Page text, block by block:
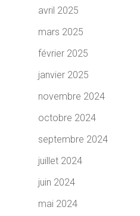
avril 2025
mars 2025
février 2025
janvier 2025
novembre 2024
octobre 2024
septembre 2024
juillet 2024
juin 2024
mai 2024